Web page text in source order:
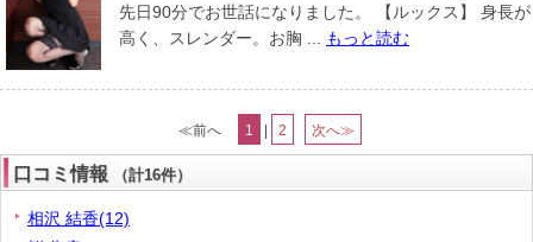
先日90分でお世話になりました。 【ルックス】 身長が
高く、スレンダー。お胸 ...
もっと読む
≪前へ 1 2 次へ≫
口コミ情報 （計16件）
相沢 結香(12)